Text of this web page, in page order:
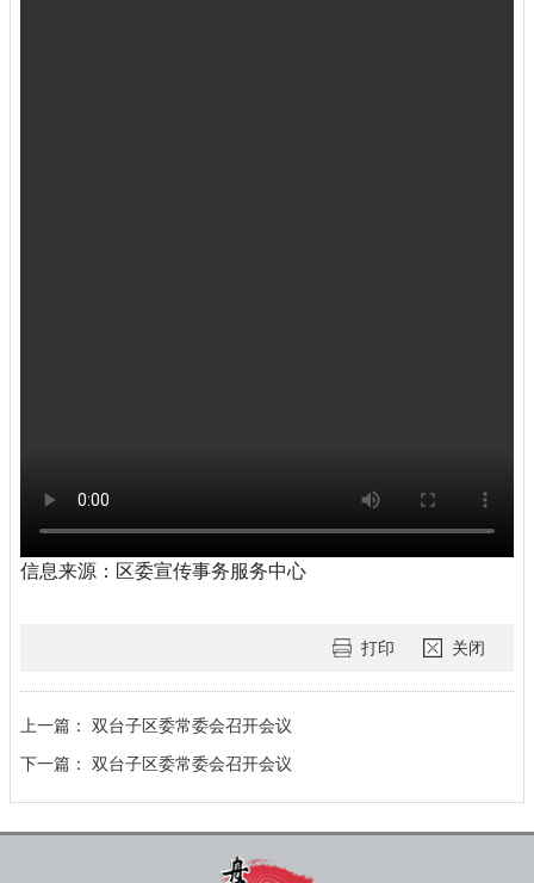
信息来源：区委宣传事务服务中心
打印 关闭
上一篇：
双台子区委常委会召开会议
下一篇：
双台子区委常委会召开会议